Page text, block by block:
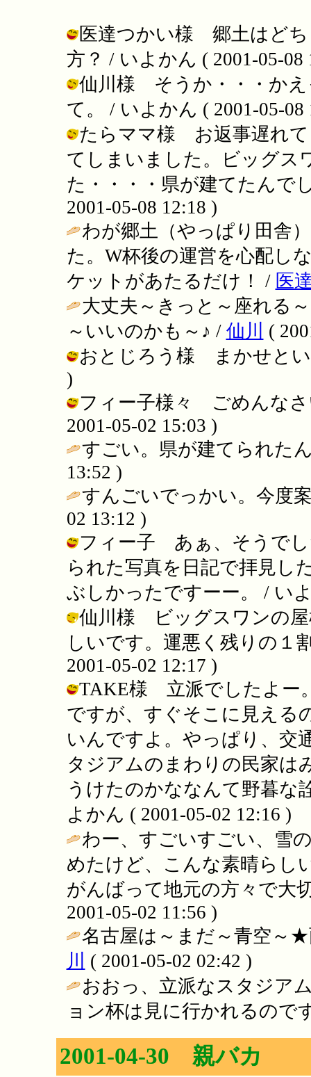
医達つかい様 郷土はどち
方？ / いよかん ( 2001-05-08
仙川様 そうか・・・かえ
て。 / いよかん ( 2001-05-08
たらママ様 お返事遅れて
てしまいました。ビッグス
た・・・・県が建てたんで
2001-05-08 12:18 )
わが郷土（やっぱり田舎
た。W杯後の運営を心配し
ケットがあたるだけ！ / 医
大丈夫～きっと～座れる
～いいのかも～♪ / 仙川
(
おとじろう様 まかせと
)
フィー子様々 ごめんなさ
2001-05-02 15:03 )
すごい。県が建てられた
13:52 )
すんごいでっかい。今度
02 13:12 )
フィー子 あぁ、そうでし
られた写真を日記で拝見し
ぶしかったですーー。 / い
仙川様 ビッグスワンの屋
しいです。運悪く残りの１
2001-05-02 12:17 )
TAKE様 立派でしたよー
ですが、すぐそこに見える
いんですよ。やっぱり、交
タジアムのまわりの民家は
うけたのかななんて野暮な
よかん ( 2001-05-02 12:16 )
わー、すごいすごい、雪
めたけど、こんな素晴らし
がんばって地元の方々で大
2001-05-02 11:56 )
名古屋は～まだ～青空～
川
( 2001-05-02 02:42 )
おおっ、立派なスタジア
ョン杯は見に行かれるので
2001-04-30 親バカ